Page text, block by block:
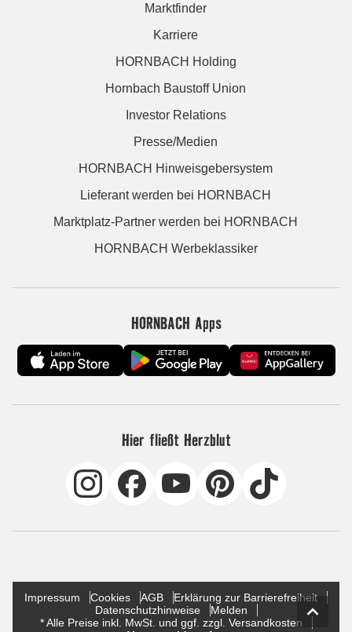
Marktfinder
Karriere
HORNBACH Holding
Hornbach Baustoff Union
Investor Relations
Presse/Medien
HORNBACH Hinweisgebersystem
Lieferant werden bei HORNBACH
Marktplatz-Partner werden bei HORNBACH
HORNBACH Werbeklassiker
HORNBACH Apps
Hier fließt Herzblut
Impressum Cookies AGB
Erklärung zur Barrierefreiheit
Datenschutzhinweise
Melden
* Alle Preise inkl. MwSt. und ggf. zzgl. Versandkosten